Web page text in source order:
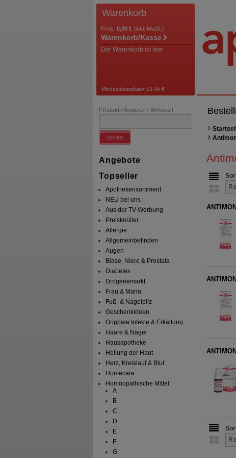
Warenkorb
Preis: 0,00 € (inkl. MwSt.)
Warenkorb/Kasse
Der Warenkorb ist leer
Mindestbestellwert 13,99 €
Produkt / Anbieter / Wirkstoff
Suchen
Angebote
Topseller
Apothekensortiment
NEU bei uns
Aus der TV-Werbung
Preisknüller
Allergie
Allgemeinbefinden
Augen
Blase, Niere & Prostata
Diabetes
Drogeriemarkt
Frau & Mann
Fuß- & Nagelpilz
Geschenkideen
Grippale Infekte & Erkältung
Haare & Nägel
Hausapotheke
Heilung der Haut
Herz, Kreislauf & Blut
Homecare
Homöopathische Mittel
A
B
C
D
E
F
G